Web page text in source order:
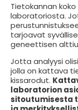
Tietokannan
laboratoriosta.
tarjoavat
geneettisen
Jotta analyysi
jolla on kattava
kissarodut.
laboratorion
sitoutumisesta